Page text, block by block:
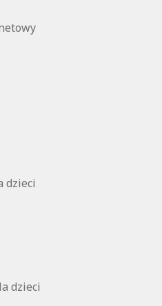
dzieci
dzieci